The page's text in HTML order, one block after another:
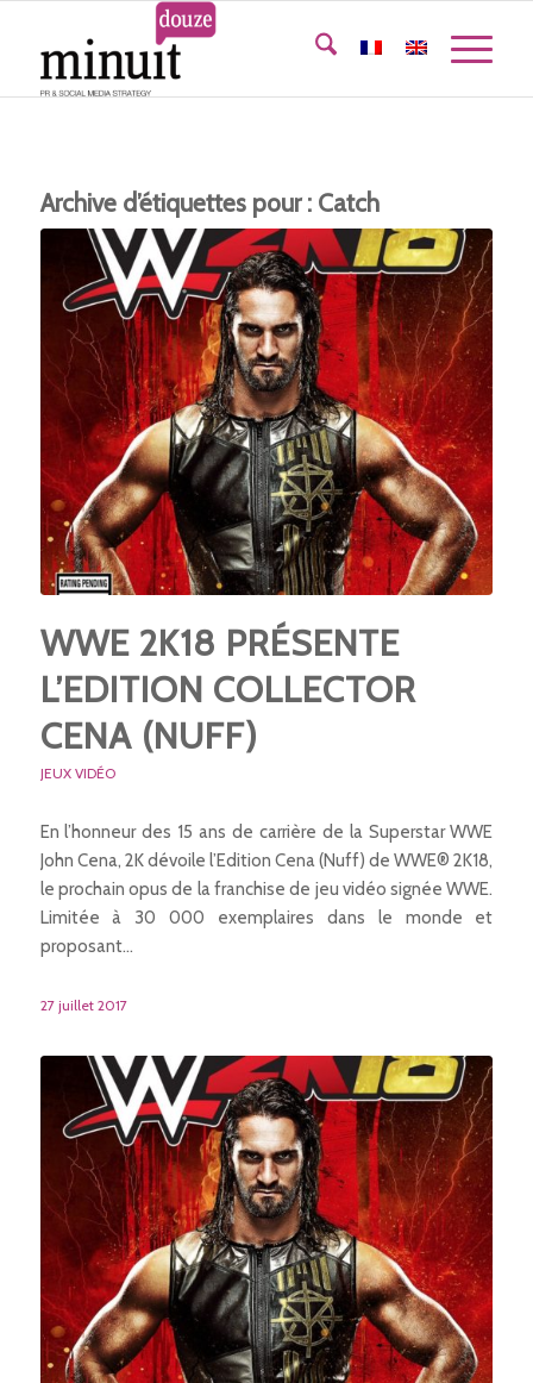
Archive d’étiquettes pour : Catch
WWE 2K18 PRÉSENTE
L’EDITION COLLECTOR
CENA (NUFF)
JEUX VIDÉO
En l’honneur des 15 ans de carrière de la Superstar WWE
John Cena, 2K dévoile l’Edition Cena (Nuff) de WWE® 2K18,
le prochain opus de la franchise de jeu vidéo signée WWE.
Limitée à 30 000 exemplaires dans le monde et
proposant…
27 juillet 2017